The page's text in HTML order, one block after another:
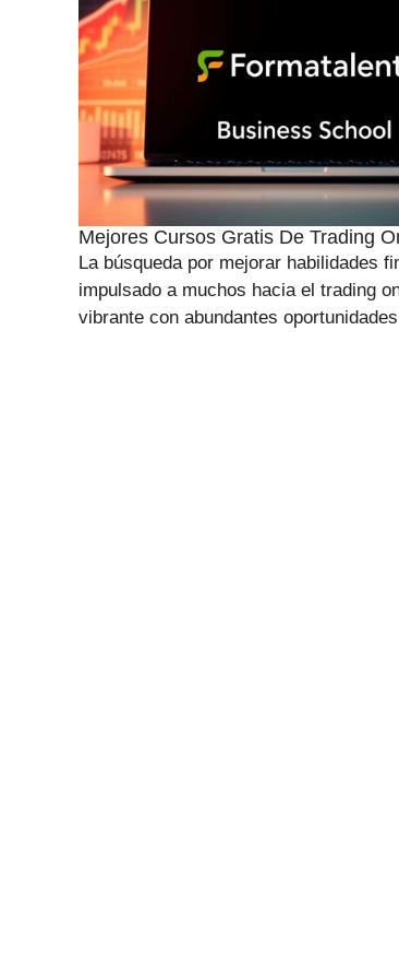
Mejores Cursos Gratis De Trading
La búsqueda por mejorar habilidades
impulsado a muchos hacia el trading
vibrante con abundantes